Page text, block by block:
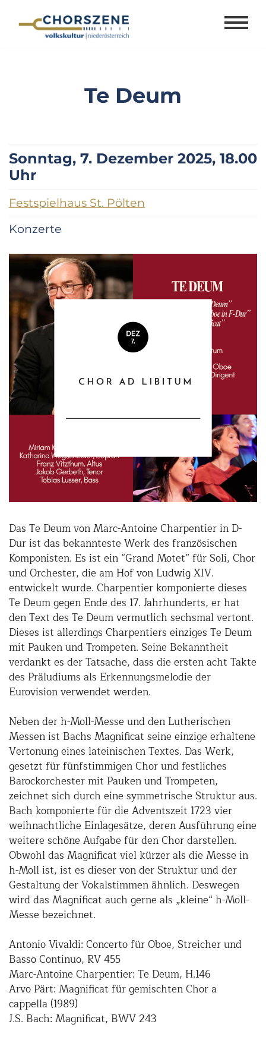
Te Deum
Sonntag, 7. Dezember 2025, 18.00
Uhr
Festspielhaus St. Pölten
Konzerte
Das Te Deum von Marc-Antoine Charpentier in D-
Dur ist das bekannteste Werk des französischen
Komponisten. Es ist ein “Grand Motet” für Soli, Chor
und Orchester, die am Hof von Ludwig XIV.
entwickelt wurde. Charpentier komponierte dieses
Te Deum gegen Ende des 17. Jahrhunderts, er hat
den Text des Te Deum vermutlich sechsmal vertont.
Dieses ist allerdings Charpentiers einziges Te Deum
mit Pauken und Trompeten. Seine Bekanntheit
verdankt es der Tatsache, dass die ersten acht Takte
des Präludiums als Erkennungsmelodie der
Eurovision verwendet werden.
Neben der h-Moll-Messe und den Lutherischen
Messen ist Bachs Magnificat seine einzige erhaltene
Vertonung eines lateinischen Textes. Das Werk,
gesetzt für fünfstimmigen Chor und festliches
Barockorchester mit Pauken und Trompeten,
zeichnet sich durch eine symmetrische Struktur aus.
Bach komponierte für die Adventszeit 1723 vier
weihnachtliche Einlagesätze, deren Ausführung eine
weitere schöne Aufgabe für den Chor darstellen.
Obwohl das Magnificat viel kürzer als die Messe in
h-Moll ist, ist es dieser von der Struktur und der
Gestaltung der Vokalstimmen ähnlich. Deswegen
wird das Magnificat auch gerne als „kleine“ h-Moll-
Messe bezeichnet.
Antonio Vivaldi: Concerto für Oboe, Streicher und
Basso Continuo, RV 455
Marc-Antoine Charpentier: Te Deum, H.146
Arvo Pärt: Magnificat für gemischten Chor a
cappella (1989)
J.S. Bach: Magnificat, BWV 243